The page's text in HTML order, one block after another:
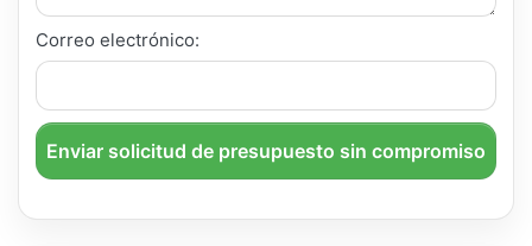
Correo electrónico:
Enviar solicitud de presupuesto sin compromiso